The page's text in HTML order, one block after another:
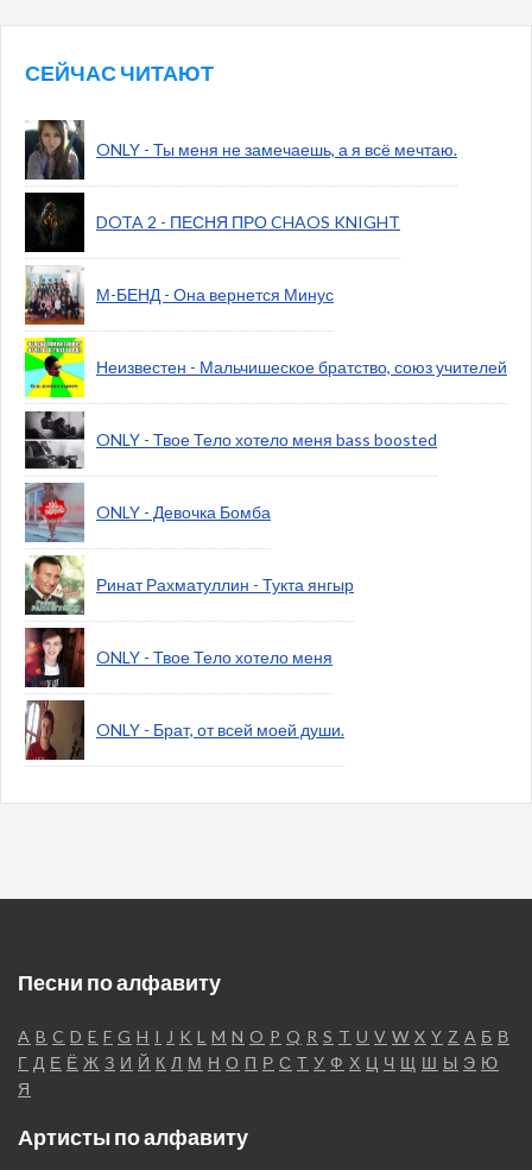
СЕЙЧАС ЧИТАЮТ
ONLY - Ты меня не замечаешь, а я всё мечтаю.
DOTA 2 - ПЕСНЯ ПРО CHAOS KNIGHT
М-БЕНД - Она вернется Минус
Неизвестен - Мальчишеское братство, союз учителей
ONLY - Твое Тело хотело меня bass boosted
ONLY - Девочка Бомба
Ринат Рахматуллин - Тукта янгыр
ONLY - Твое Тело хотело меня
ONLY - Брат, от всей моей души.
Песни по алфавиту
A B C D E F G H I J K L M N O P Q R S T U V W X Y Z А Б В
Г Д Е Ё Ж З И Й К Л М Н О П Р С Т У Ф Х Ц Ч Щ Ш Ы Э Ю
Я
Артисты по алфавиту